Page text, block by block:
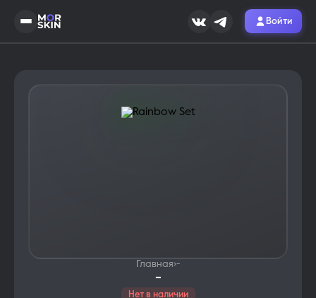
Войти
Главная›-
-
Нет в наличии